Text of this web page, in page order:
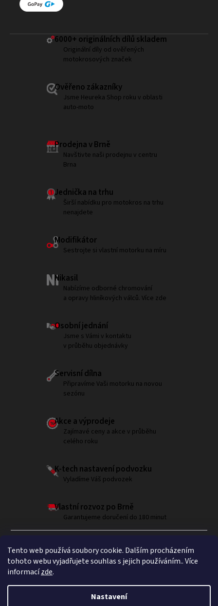
Tento web používá soubory cookie. Dalším procházením
tohoto webu vyjadřujete souhlas s jejich používáním.. Více
informacízde.
Nastavení
6000+ ​originálních dílů skladem
Originální díly od ověřených
motokrosových značek
Ověřeno zákazníky
Jsme Heureka Shop roku v oblasti
auto-moto
Prodejna v Brně
Navštivte naši prodejnu v centru
Brna
Jednička na trhu
Širší nabídku pro motokros na trhu
nenajdete
Modifikátor
Sestrojte si vlastní motorku na míru
Nikasil
Nabízíme odborné chromování
a opravy hliníkových válců. Více zde
Osobní jednání
Jsme s Vámi v kontaktu
v průběhu objednávky
Servisní dílna
Připravíme Vaši motorku na novou
sezónu
Akce a výprodeje
Zajímavé ceny a akce v průběhu
celého roku
K-tech nastavení podvozku
Vyladíme Váš podvozek
Vlastní rozvoz po Brně
Garantujeme doručení do 180 minut